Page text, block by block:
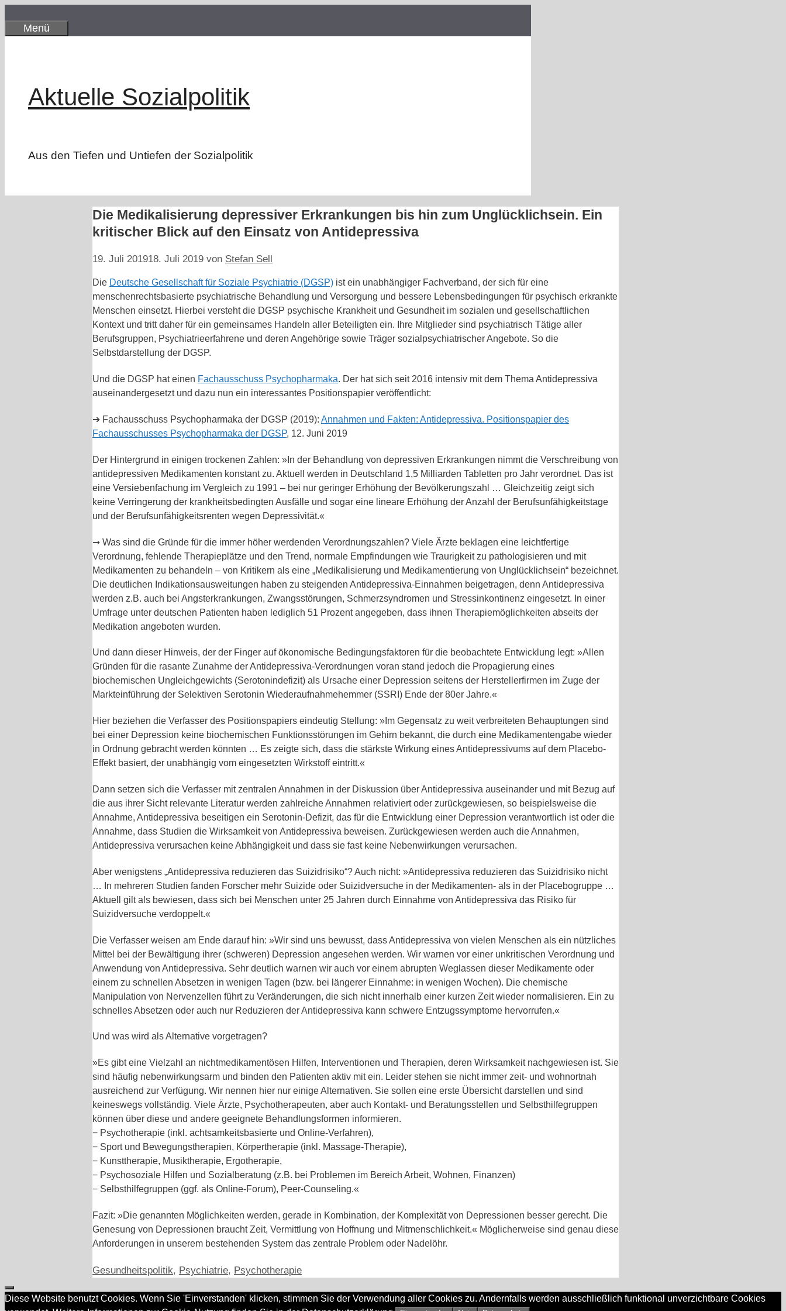
Inhalt
springen
Menü
Aktuelle Sozialpolitik
Aus den Tiefen und Untiefen der Sozialpolitik
Die Medikalisierung depressiver Erkrankungen bis hin zum Unglücklichsein. Ein
kritischer Blick auf den Einsatz von Antidepressiva
19. Juli 201918. Juli 2019 von Stefan Sell
Die Deutsche Gesellschaft für Soziale Psychiatrie (DGSP) ist ein unabhängiger Fachverband, der sich für eine
menschenrechtsbasierte psychiatrische Behandlung und Versorgung und bessere Lebensbedingungen für psychisch erkrankte
Menschen einsetzt. Hierbei versteht die DGSP psychische Krankheit und Gesundheit im sozialen und gesellschaftlichen
Kontext und tritt daher für ein gemeinsames Handeln aller Beteiligten ein. Ihre Mitglieder sind psychiatrisch Tätige aller
Berufsgruppen, Psychiatrieerfahrene und deren Angehörige sowie Träger sozialpsychiatrischer Angebote. So die
Selbstdarstellung der DGSP.
Und die DGSP hat einen Fachausschuss Psychopharmaka. Der hat sich seit 2016 intensiv mit dem Thema Antidepressiva
auseinandergesetzt und dazu nun ein interessantes Positionspapier veröffentlicht:
➔ Fachausschuss Psychopharmaka der DGSP (2019): Annahmen und Fakten: Antidepressiva. Positionspapier des
Fachausschusses Psychopharmaka der DGSP, 12. Juni 2019
Der Hintergrund in einigen trockenen Zahlen: » In der Behandlung von depressiven Erkrankungen nimmt die Verschreibung von
antidepressiven Medikamenten konstant zu. Aktuell werden in Deutschland 1,5 Milliarden Tabletten pro Jahr verordnet. Das ist
eine Versiebenfachung im Vergleich zu 1991 – bei nur geringer Erhöhung der Bevölkerungszahl … Gleichzeitig zeigt sich
keine Verringerung der krankheitsbedingten Ausfälle und sogar eine lineare Erhöhung der Anzahl der Berufsunfähigkeitstage
und der Berufsunfähigkeitsrenten wegen Depressivität.«
➞ Was sind die Gründe für die immer höher werdenden Verordnungszahlen? Viele Ärzte beklagen eine leichtfertige
Verordnung, fehlende Therapieplätze und den Trend, normale Empfindungen wie Traurigkeit zu pathologisieren und mit
Medikamenten zu behandeln – von Kritikern als eine „Medikalisierung und Medikamentierung von Unglücklichsein“ bezeichnet.
Die deutlichen Indikationsausweitungen haben zu steigenden Antidepressiva-Einnahmen beigetragen, denn Antidepressiva
werden z.B. auch bei Angsterkrankungen, Zwangsstörungen, Schmerzsyndromen und Stressinkontinenz eingesetzt. In einer
Umfrage unter deutschen Patienten haben lediglich 51 Prozent angegeben, dass ihnen Therapiemöglichkeiten abseits der
Medikation angeboten wurden.
Und dann dieser Hinweis, der der Finger auf ökonomische Bedingungsfaktoren für die beobachtete Entwicklung legt: »Allen
Gründen für die rasante Zunahme der Antidepressiva-Verordnungen voran stand jedoch die Propagierung eines
biochemischen Ungleichgewichts (Serotonindefizit) als Ursache einer Depression seitens der Herstellerfirmen im Zuge der
Markteinführung der Selektiven Serotonin Wiederaufnahmehemmer (SSRI) Ende der 80er Jahre.«
Hier beziehen die Verfasser des Positionspapiers eindeutig Stellung: »Im Gegensatz zu weit verbreiteten Behauptungen sind
bei einer Depression keine biochemischen Funktionsstörungen im Gehirn bekannt, die durch eine Medikamentengabe wieder
in Ordnung gebracht werden könnten … Es zeigte sich, dass die stärkste Wirkung eines Antidepressivums auf dem Placebo-
Effekt basiert, der unabhängig vom eingesetzten Wirkstoff eintritt.«
Dann setzen sich die Verfasser mit zentralen Annahmen in der Diskussion über Antidepressiva auseinander und mit Bezug auf
die aus ihrer Sicht relevante Literatur werden zahlreiche Annahmen relativiert oder zurückgewiesen, so beispielsweise die
Annahme, Antidepressiva beseitigen ein Serotonin-Defizit, das für die Entwicklung einer Depression verantwortlich ist oder die
Annahme, dass Studien die Wirksamkeit von Antidepressiva beweisen. Zurückgewiesen werden auch die Annahmen,
Antidepressiva verursachen keine Abhängigkeit und dass sie fast keine Nebenwirkungen verursachen.
Aber wenigstens „Antidepressiva reduzieren das Suizidrisiko“? Auch nicht: »Antidepressiva reduzieren das Suizidrisiko nicht
… In mehreren Studien fanden Forscher mehr Suizide oder Suizidversuche in der Medikamenten- als in der Placebogruppe …
Aktuell gilt als bewiesen, dass sich bei Menschen unter 25 Jahren durch Einnahme von Antidepressiva das Risiko für
Suizidversuche verdoppelt.«
Die Verfasser weisen am Ende darauf hin: »Wir sind uns bewusst, dass Antidepressiva von vielen Menschen als ein nützliches
Mittel bei der Bewältigung ihrer (schweren) Depression angesehen werden. Wir warnen vor einer unkritischen Verordnung und
Anwendung von Antidepressiva. Sehr deutlich warnen wir auch vor einem abrupten Weglassen dieser Medikamente oder
einem zu schnellen Absetzen in wenigen Tagen (bzw. bei längerer Einnahme: in wenigen Wochen). Die chemische
Manipulation von Nervenzellen führt zu Veränderungen, die sich nicht innerhalb einer kurzen Zeit wieder normalisieren. Ein zu
schnelles Absetzen oder auch nur Reduzieren der Antidepressiva kann schwere Entzugssymptome hervorrufen.«
Und was wird als Alternative vorgetragen?
»Es gibt eine Vielzahl an nichtmedikamentösen Hilfen, Interventionen und Therapien, deren Wirksamkeit nachgewiesen ist. Sie
sind häufig nebenwirkungsarm und binden den Patienten aktiv mit ein. Leider stehen sie nicht immer zeit- und wohnortnah
ausreichend zur Verfügung. Wir nennen hier nur einige Alternativen. Sie sollen eine erste Übersicht darstellen und sind
keineswegs vollständig. Viele Ärzte, Psychotherapeuten, aber auch Kontakt- und Beratungsstellen und Selbsthilfegruppen
können über diese und andere geeignete Behandlungsformen informieren.
− Psychotherapie (inkl. achtsamkeitsbasierte und Online-Verfahren),
− Sport und Bewegungstherapien, Körpertherapie (inkl. Massage-Therapie),
− Kunsttherapie, Musiktherapie, Ergotherapie,
− Psychosoziale Hilfen und Sozialberatung (z.B. bei Problemen im Bereich Arbeit, Wohnen, Finanzen)
− Selbsthilfegruppen (ggf. als Online-Forum), Peer-Counseling.«
Fazit: »Die genannten Möglichkeiten werden, gerade in Kombination, der Komplexität von Depressionen besser gerecht. Die
Genesung von Depressionen braucht Zeit, Vermittlung von Hoffnung und Mitmenschlichkeit.« Möglicherweise sind genau diese
Anforderungen in unserem bestehenden System das zentrale Problem oder Nadelöhr.
Kategorien
Gesundheitspolitik, Psychiatrie, Psychotherapie
Schließen
Diese Website benutzt Cookies. Wenn Sie 'Einverstanden' klicken, stimmen Sie der Verwendung aller Cookies zu. Andernfalls werden ausschließlich funktional unverzichtbare Cookies